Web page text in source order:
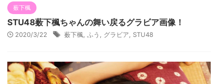
薮下楓
STU48薮下楓ちゃんの舞い戻るグラビア画像！
2020/3/22 薮下楓 ふう グラビア STU48